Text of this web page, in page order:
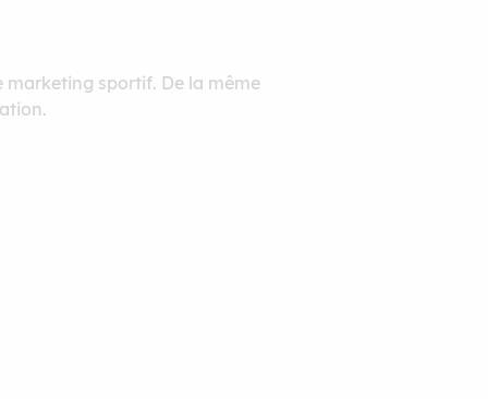
marketing sportif. De la même